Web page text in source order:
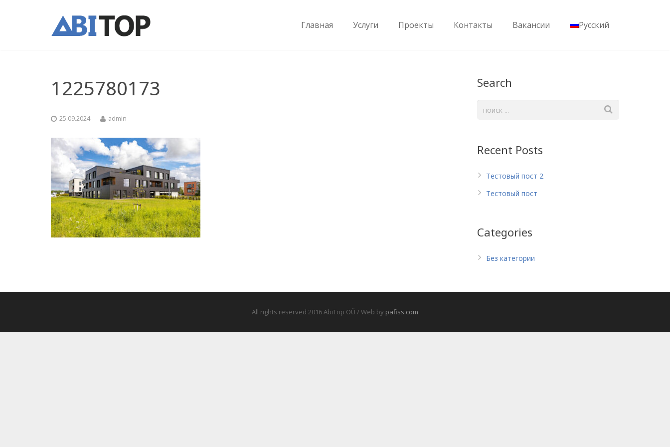
Главная Услуги Проекты Контакты Вакансии Русский
1225780173
25.09.2024 admin
Search
Recent Posts
Тестовый пост 2
Тестовый пост
Categories
Без категории
All rights reserved 2016 AbiTop OÜ / Web by pafiss.com